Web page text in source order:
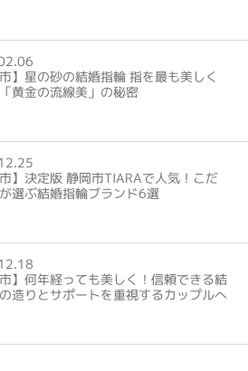
市】星の砂の結婚指輪 指を最も美しく
黄金の流線美」の秘密
市】決定版 静岡市TIARAで人気！こだ
選ぶ結婚指輪ブランド6選
市】何年経っても美しく！信頼できる結
造りとサポートを重視するカップルへ